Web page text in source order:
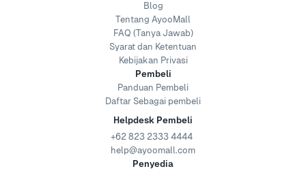
Blog
Tentang AyooMall
FAQ (Tanya Jawab)
Syarat dan Ketentuan
Kebijakan Privasi
Pembeli
Panduan Pembeli
Daftar Sebagai pembeli
Helpdesk Pembeli
+62 823 2333 4444
help@ayoomall.com
Penyedia